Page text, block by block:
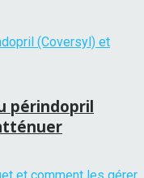
périndopril